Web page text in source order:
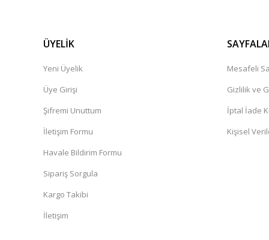
ÜYELİK
Yeni Üyelik
Üye Girişi
Şifremi Unuttum
İletişim Formu
Havale Bildirim Formu
Sipariş Sorgula
Kargo Takibi
İletişim
Mesafeli
Gizlilik ve
İptal İade
Kişisel